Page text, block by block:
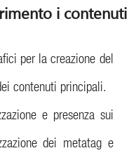
i contenuti
per la creazione del
contenuti principali.
e presenza sui
dei metatag e